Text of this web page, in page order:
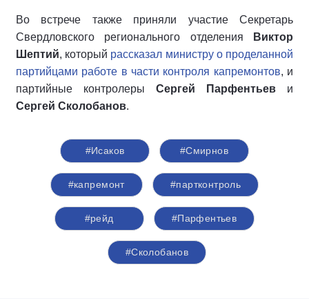
Во встрече также приняли участие Секретарь
Свердловского регионального отделения
Виктор
Шептий, который рассказал министру о проделанной
партийцами работе в части контроля капремонтов, и
партийные контролеры Сергей Парфентьев и
Сергей Сколобанов.
#Исаков #Смирнов
#капремонт #партконтроль
#рейд #Парфентьев
#Сколобанов